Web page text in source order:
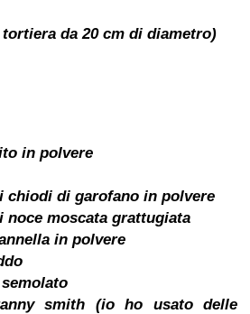
da 20 cm di diametro)
in polvere
chiodi di garofano in polvere
noce moscata grattugiata
in polvere
smith (io ho usato delle